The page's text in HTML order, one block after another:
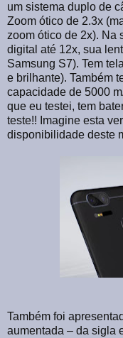
um sistema duplo de
Zoom ótico de 2.3x
zoom ótico de 2x). Na
digital até 12x, sua
Samsung S7). Tem
e brilhante). Também
capacidade de 5000
que eu testei, tem
teste!! Imagine esta
disponibilidade deste
Também foi
aumentada – da sigla